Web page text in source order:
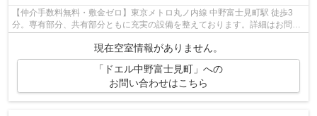
【仲介手数料無料・敷金ゼロ】東京メトロ丸ノ内線 中野富士見町駅 徒歩3
分。専有部分、共有部分ともに充実の設備を整えております。詳細はお問い
現在空室情報がありません。
「ドエル中野富士見町」への
お問い合わせはこちら